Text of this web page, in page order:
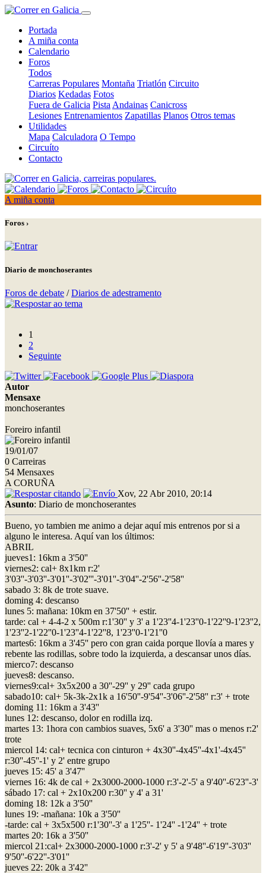
Portada
A miña conta
Calendario
Foros
Todos
Carreras Populares Montaña Triatlón Circuito
Diarios Kedadas Fotos
Fuera de Galicia Pista Andainas Canicross
Lesiones Entrenamientos Zapatillas Planos Otros temas
Utilidades
Mapa Calculadora O Tempo
Circuíto
Contacto
A miña conta
Foros ›
Diario de monchoserantes
Foros de debate /Diarios de adestramento
1
2
Seguinte
Autor
Mensaxe
monchoserantes
Foreiro infantil
19/01/07
0 Carreiras
54 Mensaxes
A CORUÑA
Xov, 22 Abr 2010, 20:14
Asunto: Diario de monchoserantes
Bueno, yo tambien me animo a dejar aquí mis entrenos por si a
alguno le interesa. Aquí van los últimos:
ABRIL
jueves1: 16km a 3'50''
viernes2: cal+ 8x1km r:2'
3'03''-3'03''-3'01''-3'02'''-3'01''-3'04''-2'56''-2'58''
sabado 3: 8k de trote suave.
doming 4: descanso
lunes 5: mañana: 10km en 37'50'' + estir.
tarde: cal + 4-4-2 x 500m r:1'30'' y 3' a 1'23''4-1'23''0-1'22''9-1'23''2,
1'23''2-1'22''0-1'23''4-1'22''8, 1'23''0-1'21''0
martes6: 16km a 3'45'' pero con gran caida porque llovía a mares y
rebente las rodillas, sobre todo la izquierda, a descansar unos días.
mierco7: descanso
jueves8: descanso.
viernes9:cal+ 3x5x200 a 30''-29'' y 29'' cada grupo
sabado10: cal+ 5k-3k-2x1k a 16'50''-9'54''-3'06''-2'58'' r:3' + trote
doming 11: 16km a 3'43''
lunes 12: descanso, dolor en rodilla izq.
martes 13: 1hora con cambios suaves, 5x6' a 3'30'' mas o menos r:2'
trote
miercol 14: cal+ tecnica con cinturon + 4x30''-4x45''-4x1'-4x45''
r:30''-45''-1' y 2' entre grupo
jueves 15: 45' a 3'47''
viernes 16: 4k de cal + 2x3000-2000-1000 r:3'-2'-5' a 9'40''-6'23''-3'
sábado 17: cal + 2x10x200 r:30'' y 4' a 31'
doming 18: 12k a 3'50''
lunes 19: -mañana: 10k a 3'50''
-tarde: cal + 3x5x500 r:1'30''-3' a 1'25''- 1'24'' -1'24'' + trote
martes 20: 16k a 3'50''
miercol 21:cal+ 2x3000-2000-1000 r:3'-2' y 5' a 9'48''-6'19''-3'03''
9'50''-6'22''-3'01''
jueves 22: 20k a 3'42''